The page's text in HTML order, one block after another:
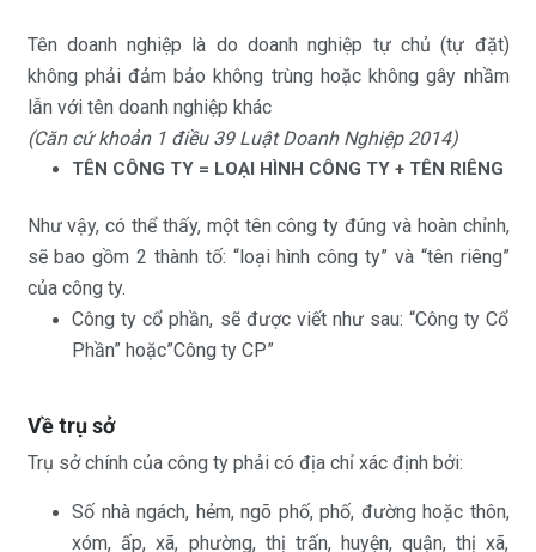
Tên doanh nghiệp là do doanh nghiệp tự chủ (tự đặt)
không phải đảm bảo không trùng hoặc không gây nhầm
lẫn với tên doanh nghiệp khác
(Căn cứ khoản 1 điều 39 Luật Doanh Nghiệp 2014)
TÊN CÔNG TY = LOẠI HÌNH CÔNG TY + TÊN RIÊNG
Như vậy, có thể thấy, một tên công ty đúng và hoàn chỉnh,
sẽ bao gồm 2 thành tố: “loại hình công ty” và “tên riêng”
của công ty.
Công ty cổ phần, sẽ được viết như sau: “Công ty Cổ
Phần” hoặc”Công ty CP”
Về trụ sở
Trụ sở chính của công ty phải có địa chỉ xác định bởi:
Số nhà ngách, hẻm, ngõ phố, phố, đường hoặc thôn,
xóm, ấp, xã, phường, thị trấn, huyện, quận, thị xã,